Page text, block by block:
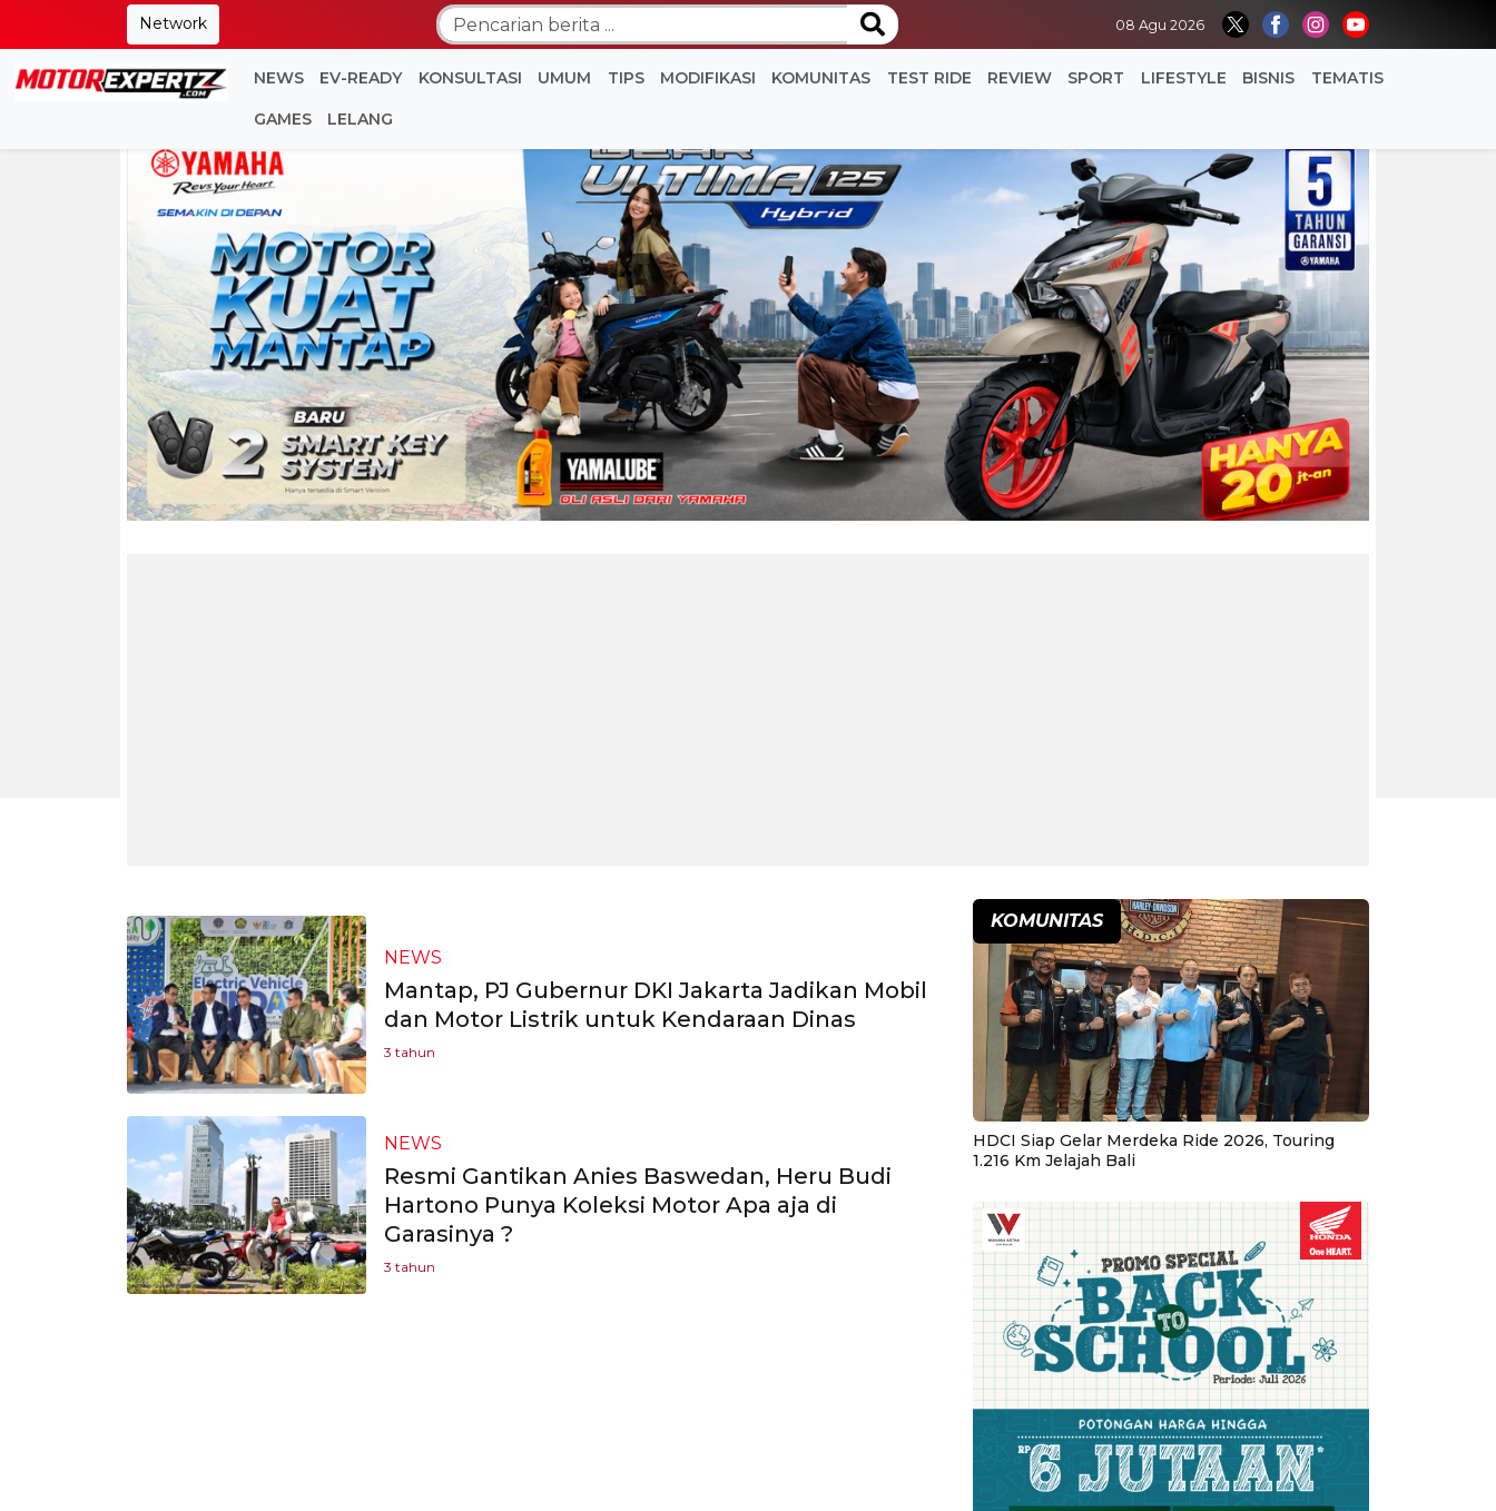
Network 08 Agu 2026
NEWS EV-READY KONSULTASI UMUM TIPS MODIFIKASI KOMUNITAS TEST RIDE REVIEW SPORT LIFESTYLE BISNIS TEMATIS
GAMES LELANG
NEWS
Mantap, PJ Gubernur DKI Jakarta Jadikan Mobil
dan Motor Listrik untuk Kendaraan Dinas
3 tahun
NEWS
Resmi Gantikan Anies Baswedan, Heru Budi
Hartono Punya Koleksi Motor Apa aja di
Garasinya ?
3 tahun
KOMUNITAS
HDCI Siap Gelar Merdeka Ride 2026, Touring
1.216 Km Jelajah Bali